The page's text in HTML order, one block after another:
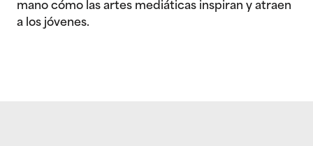
mano cómo las artes mediáticas inspiran y atraen
a los jóvenes.